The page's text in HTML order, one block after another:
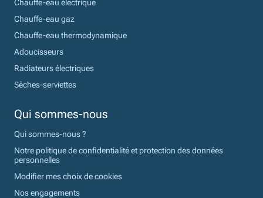
Chauffe-eau électrique
Chauffe-eau gaz
Chauffe-eau thermodynamique
Adoucisseurs
Radiateurs électriques
Sèches-serviettes
Qui sommes-nous
Qui sommes-nous ?
Notre politique de confidentialité et protection des données
personnelles
Modifier mes choix de cookies
Nos engagements